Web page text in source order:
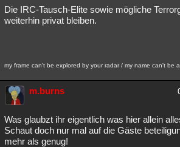
Die IRC-Tausch-Elite sowie mögliche
weiterhin privat bleiben.
my frame can't be explored by your radar / my name can't be
m.burns
Was glaubzt ihr eigentlich was hier allein
Schaut doch nur mal auf die Gäste
mehr als genug!